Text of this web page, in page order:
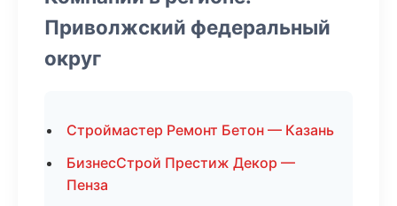
Приволжский федеральный
округ
Строймастер Ремонт Бетон — Казань
БизнесСтрой Престиж Декор —
Пенза